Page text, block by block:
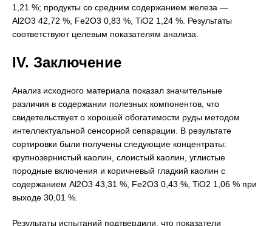
1,21 %; продукты со средним содержанием железа —
Al2O3 42,72 %, Fe2O3 0,83 %, TiO2 1,24 %. Результаты
соответствуют целевым показателям анализа.
IV. Заключение
Анализ исходного материала показал значительные
различия в содержании полезных компонентов, что
свидетельствует о хорошей обогатимости руды методом
интеллектуальной сенсорной сепарации. В результате
сортировки были получены следующие концентраты:
крупнозернистый каолин, слоистый каолин, углистые
породные включения и коричневый гладкий каолин с
содержанием Al2O3 43,31 %, Fe2O3 0,43 %, TiO2 1,06 % при
выходе 30,01 %.
Результаты испытаний подтвердили, что показатели